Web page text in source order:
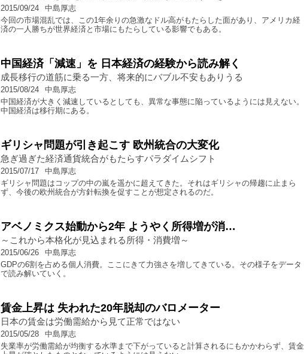
2015/09/24
中島厚志
今回の市場混乱では、この1年余りの急激なドル高がもたらした面があり、アメリカ経
済の一人勝ちが世界経済と市場にもたらしている影響でもある。
中国経済「減速」を 日本経済の経験から読み解く
成長移行の道筋に乗る一方、将来的にバブル不安もありうる
2015/08/24
中島厚志
中国経済が大きく減速しているとしても、異常な事態に陥っているようには見えない。
中国経済は移行期にある。
ギリシャ問題が引き起こす 欧州統合の大変化
急ぎ過ぎた経済通貨統合がもたらすパラダイムシフト
2015/07/17
中島厚志
ギリシャ問題はコップの中の嵐を遥かに超えてきた。それはギリシャの帰趨に止まら
ず、今後の欧州統合が方針転換を促すことが想定されるのだ。
アベノミクス始動から2年 ようやく所得増が消…
～これから本格化が見込まれる所得・消費増～
2015/06/26
中島厚志
GDPの6割を占める個人消費。ここにきて力強さを増してきている。その様子をデータ
で読み解いていく。
賃金上昇は 失われた20年脱却のバロメーター
日本の賃金は労働需給から見て正常ではない
2015/05/28
中島厚志
失業率が労働需給が均衡する水準まで下がっていると計算されるにもかかわらず、賃金